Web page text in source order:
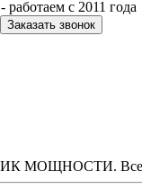
работаем с 2011 года
Заказать звонок
МОЩНОСТИ. Все